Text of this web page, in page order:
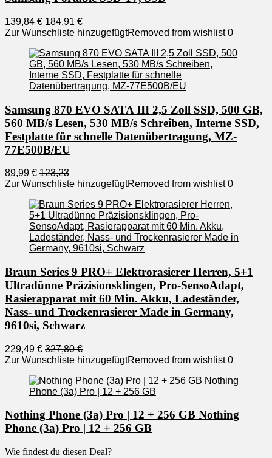
139,84 € 184,91 €
Zur Wunschliste hinzugefügtRemoved from wishlist 0
Samsung 870 EVO SATA III 2,5 Zoll SSD, 500 GB,
560 MB/s Lesen, 530 MB/s Schreiben, Interne SSD,
Festplatte für schnelle Datenübertragung, MZ-
77E500B/EU
89,99 € 123,23
Zur Wunschliste hinzugefügtRemoved from wishlist 0
Braun Series 9 PRO+ Elektrorasierer Herren, 5+1
Ultradünne Präzisionsklingen, Pro-SensoAdapt,
Rasierapparat mit 60 Min. Akku, Ladeständer,
Nass- und Trockenrasierer Made in Germany,
9610si, Schwarz
229,49 € 327,80 €
Zur Wunschliste hinzugefügtRemoved from wishlist 0
Nothing Phone (3a) Pro | 12 + 256 GB Nothing
Phone (3a) Pro | 12 + 256 GB
Wie findest du diesen Deal?